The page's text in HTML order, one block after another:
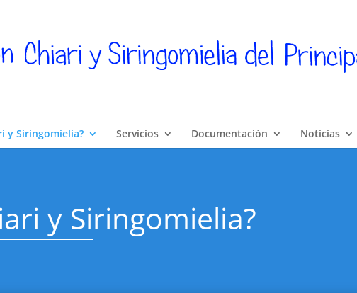
y Siringomielia? Servicios Documentación Noticias
y Siringomielia?